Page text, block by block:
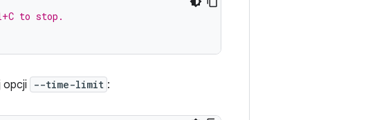
to stop.
opcji --time-limit :